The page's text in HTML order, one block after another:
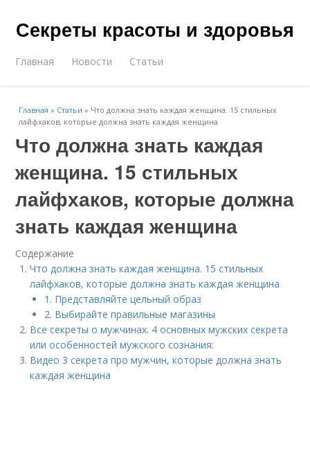
Секреты красоты и здоровья
Главная Новости Статьи
Главная » Статьи » Что должна знать каждая женщина. 15 стильных
лайфхаков, которые должна знать каждая женщина
Что должна знать каждая
женщина. 15 стильных
лайфхаков, которые должна
знать каждая женщина
Содержание
Что должна знать каждая женщина. 15 стильных
лайфхаков, которые должна знать каждая женщина
1. Представляйте цельный образ
2. Выбирайте правильные магазины
Все секреты о мужчинах. 4 основных мужских секрета
или особенностей мужского сознания:
Видео 3 секрета про мужчин, которые должна знать
каждая женщина